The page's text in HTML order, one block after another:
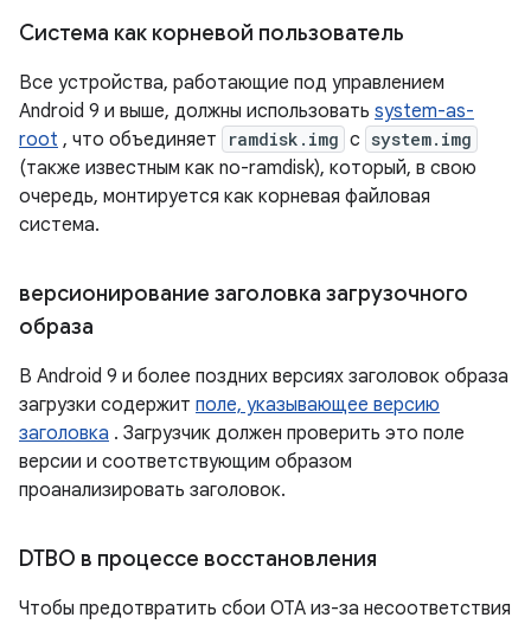
Система как корневой пользователь
Все устройства, работающие под управлением
Android 9 и выше, должны использовать system-as-
root , что объединяет ramdisk.img с system.img
(также известным как no-ramdisk), который, в свою
очередь, монтируется как корневая файловая
система.
версионирование заголовка загрузочного
образа
В Android 9 и более поздних версиях заголовок образа
загрузки содержит поле, указывающее версию
заголовка . Загрузчик должен проверить это поле
версии и соответствующим образом
проанализировать заголовок.
DTBO в процессе восстановления
Чтобы предотвратить сбои OTA из-за несоответствия